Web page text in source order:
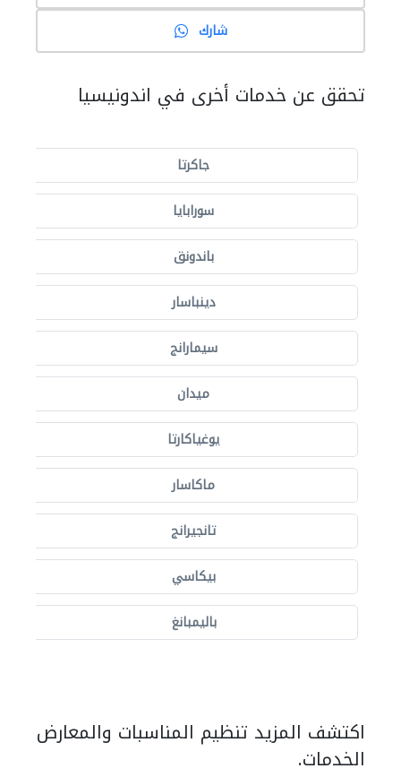
شارك
تحقق عن خدمات أخرى في اندونيسيا
جاكرتا
سورابايا
باندونق
دينباسار
سيمارانج
ميدان
يوغياكارتا
ماكاسار
تانجيرانج
بيكاسي
باليمبانغ
اكتشف المزيد تنظيم المناسبات والمعارض
الخدمات.